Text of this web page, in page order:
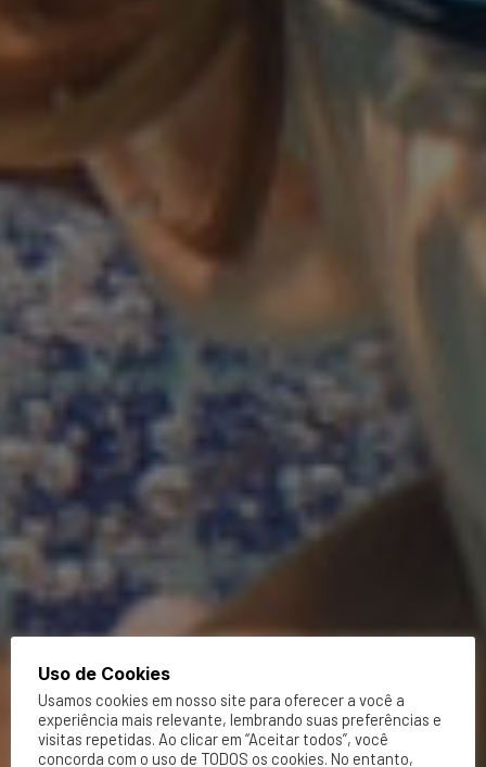
Uso de Cookies
Usamos cookies em nosso site para oferecer a você a
experiência mais relevante, lembrando suas preferências e
visitas repetidas. Ao clicar em “Aceitar todos”, você
concorda com o uso de TODOS os cookies. No entanto,